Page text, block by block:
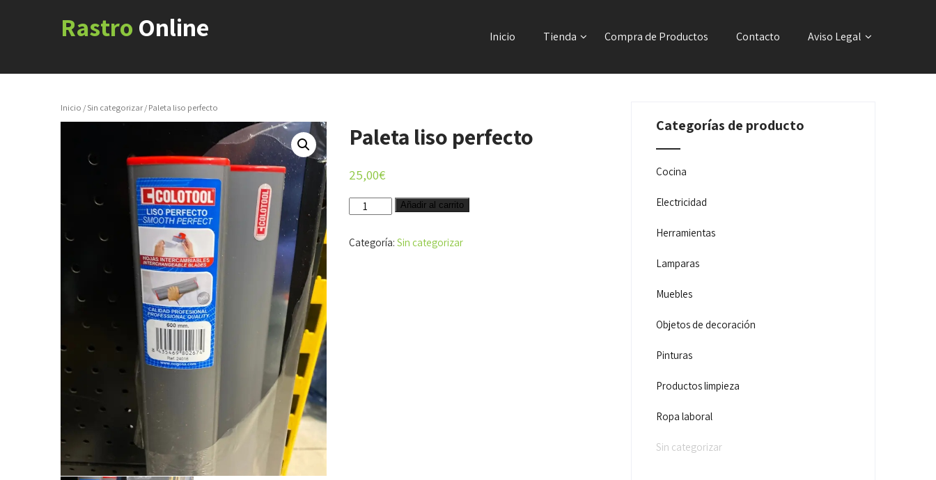
Rastro Online Inicio Tienda Compra de Productos Contacto Aviso Legal
Inicio /Sin categorizar/ Paleta liso perfecto
Paleta liso perfecto
25,00€
Paleta
liso
cantidad
Añadir al carrito
Categoría: Sin categorizar
Categorías de producto
Cocina
Electricidad
Herramientas
Lamparas
Muebles
Objetos de decoración
Pinturas
Productos limpieza
Ropa laboral
Sin categorizar